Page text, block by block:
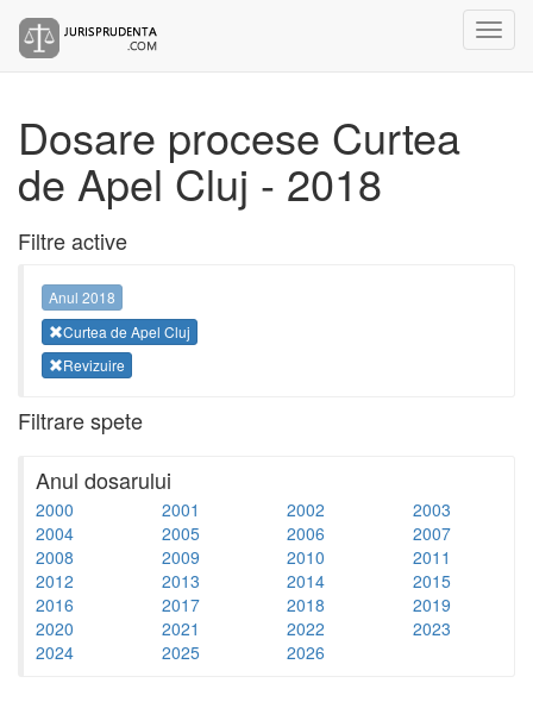
Dosare procese Curtea
de Apel Cluj - 2018
Filtre active
Anul 2018
Curtea de Apel Cluj
Revizuire
Filtrare spete
Anul dosarului
2000 2001 2002
2003
2004
2005 2006
2007
2008
2009 2010
2011
2012
2013 2014
2015
2016
2017 2018
2019
2020
2021 2022
2023
2024
2025 2026